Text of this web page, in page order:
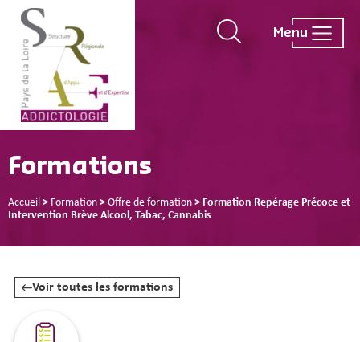
Menu
Formations
Accueil > Formation > Offre de formation > Formation Repérage Précoce et
Intervention Brève Alcool, Tabac, Cannabis
Voir toutes les formations